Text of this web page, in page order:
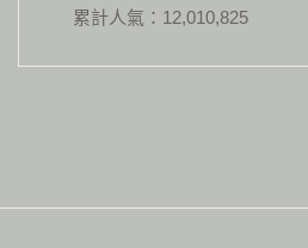
累計人氣： 12,010,825